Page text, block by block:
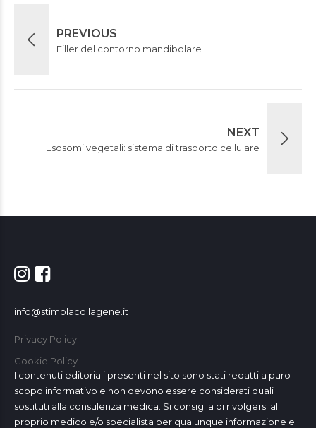
PREVIOUS
Filler del contorno mandibolare
NEXT
Esosomi vegetali: sistema di trasporto cellulare
info@stimolacollagene.it
Privacy Policy
Cookie Policy
I contenuti editoriali presenti nel sito sono stati redatti a puro
scopo informativo e non devono essere considerati quali
sostituti alla consulenza medica. Si consiglia di rivolgersi al
proprio medico e/o specialista per qualunque informazione e